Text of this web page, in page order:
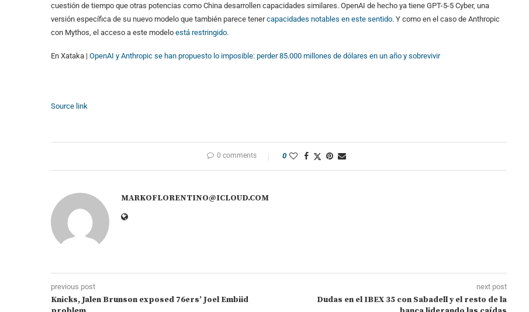
cuestión de tiempo que otras potencias como China desarrollen capacidades similares. OpenAI de hecho ya tiene GPT-5-5 Cyber, una
versión específica de su nuevo modelo que también parece tenercapacidades notables en este sentido. Y como en el caso de Anthropic
con Mythos, el acceso a este modelo está restringido.
En Xataka | OpenAI y Anthropic se han propuesto lo imposible: perder 85.000 millones de dólares en un año y sobrevivir
Source link
0 comments 0
MARKOFLORENTINO@ICLOUD.COM
previous post
Knicks, Jalen Brunson exposed 76ers’ Joel Embiid
next post
Dudas en el IBEX 35 con Sabadell y el resto de la